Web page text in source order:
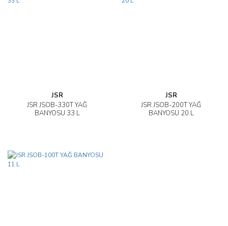
JSR
JSR JSOB-330T YAĞ
BANYOSU 33 L
JSR
JSR JSOB-200T YAĞ
BANYOSU 20 L